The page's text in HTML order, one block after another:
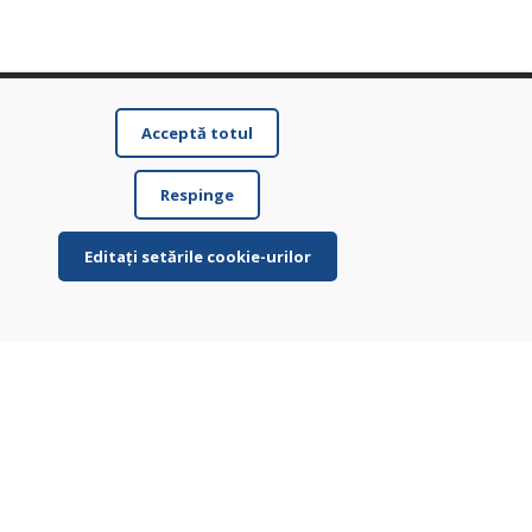
Acceptă totul
Respinge
Editați setările cookie-urilor